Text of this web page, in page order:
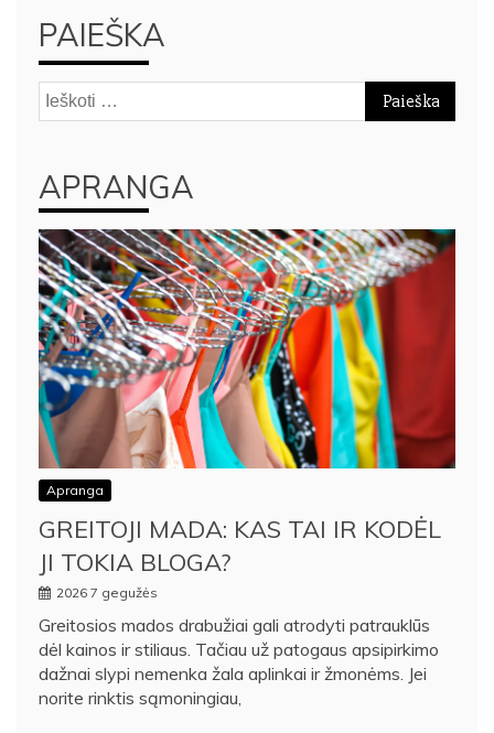
PAIEŠKA
Ieškoti:
APRANGA
Apranga
GREITOJI MADA: KAS TAI IR KODĖL
JI TOKIA BLOGA?
2026 7 gegužės
Greitosios mados drabužiai gali atrodyti patrauklūs
dėl kainos ir stiliaus. Tačiau už patogaus apsipirkimo
dažnai slypi nemenka žala aplinkai ir žmonėms. Jei
norite rinktis sąmoningiau,